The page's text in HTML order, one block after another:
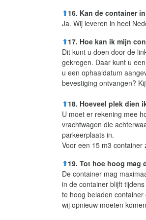
⇑16. Kan de container
Ja. Wij leveren in heel
⇑17. Hoe kan ik mijn
Dit kunt u doen door de
gekregen. Daar kunt u
u een ophaaldatum
bevestiging ontvangen?
⇑18. Hoeveel plek dien
U moet er rekening mee
vrachtwagen die
parkeerplaats in.
Voor een 15 m3
⇑19. Tot hoe hoog mag
De container mag
in de container blijft
te hoog beladen
wij opnieuw moeten